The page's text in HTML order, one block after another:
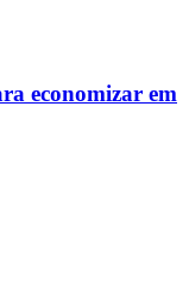
economizar em